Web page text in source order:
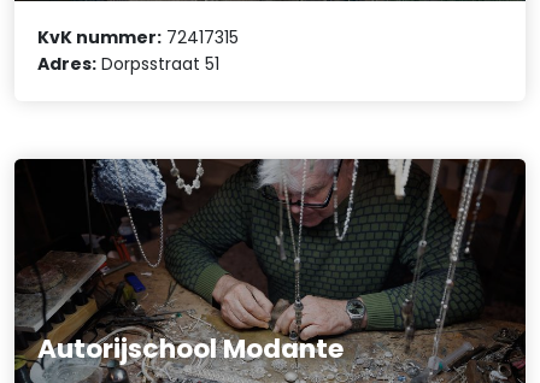
KvK nummer: 72417315
Adres: Dorpsstraat 51
Autorijschool Modante